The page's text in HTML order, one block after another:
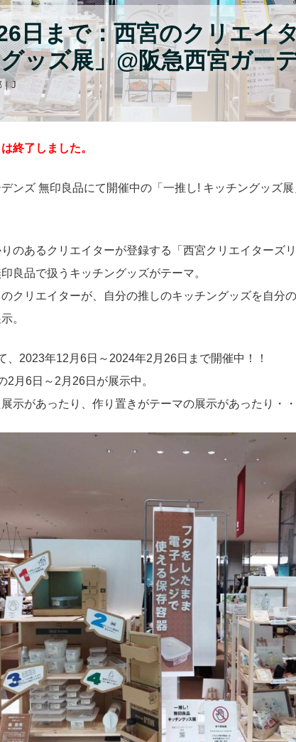
日まで：西宮のクリエイ
ッズ展」@阪急西宮ガー
｜J
終了しました。
ンズ 無印良品にて開催中の「一推し! キッチングッズ
のあるクリエイターが登録する「西宮クリエイターズ
良品で扱うキッチングッズがテーマ。
クリエイターが、自分の推しのキッチングッズを自分
。
、2023年12月6日～2024年2月26日まで開催中！！
2月6日～2月26日が展示中。
示があったり、作り置きがテーマの展示があったり・・